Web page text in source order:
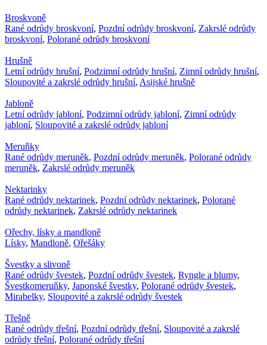
Broskvoně
Rané odrůdy broskvoní, Pozdní odrůdy broskvoní, Zakrslé odrůdy
broskvoní, Polorané odrůdy broskvoní
Hrušně
Letní odrůdy hrušní, Podzimní odrůdy hrušní, Zimní odrůdy hrušní,
Sloupovité a zakrslé odrůdy hrušní, Asijské hrušně
Jabloně
Letní odrůdy jabloní, Podzimní odrůdy jabloní, Zimní odrůdy
jabloní, Sloupovité a zakrslé odrůdy jabloní
Meruňky
Rané odrůdy meruněk, Pozdní odrůdy meruněk, Polorané odrůdy
meruněk, Zakrslé odrůdy meruněk
Nektarinky
Rané odrůdy nektarinek, Pozdní odrůdy nektarinek, Polorané
odrůdy nektarinek, Zakrslé odrůdy nektarinek
Ořechy, lísky a mandloně
Lísky, Mandloně, Ořešáky
Švestky a slivoně
Rané odrůdy švestek, Pozdní odrůdy švestek, Ryngle a blumy,
Švestkomeruňky, Japonské švestky, Polorané odrůdy švestek,
Mirabelky, Sloupovité a zakrslé odrůdy švestek
Třešně
Rané odrůdy třešní, Pozdní odrůdy třešní, Sloupovité a zakrslé
odrůdy třešní, Polorané odrůdy třešní